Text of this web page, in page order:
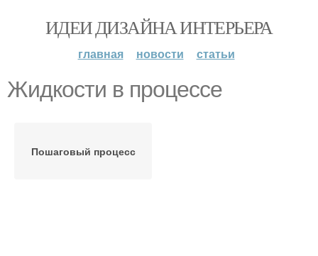
ИДЕИ ДИЗАЙНА ИНТЕРЬЕРА
главная новости статьи
Жидкости в процессе
Пошаговый процесс